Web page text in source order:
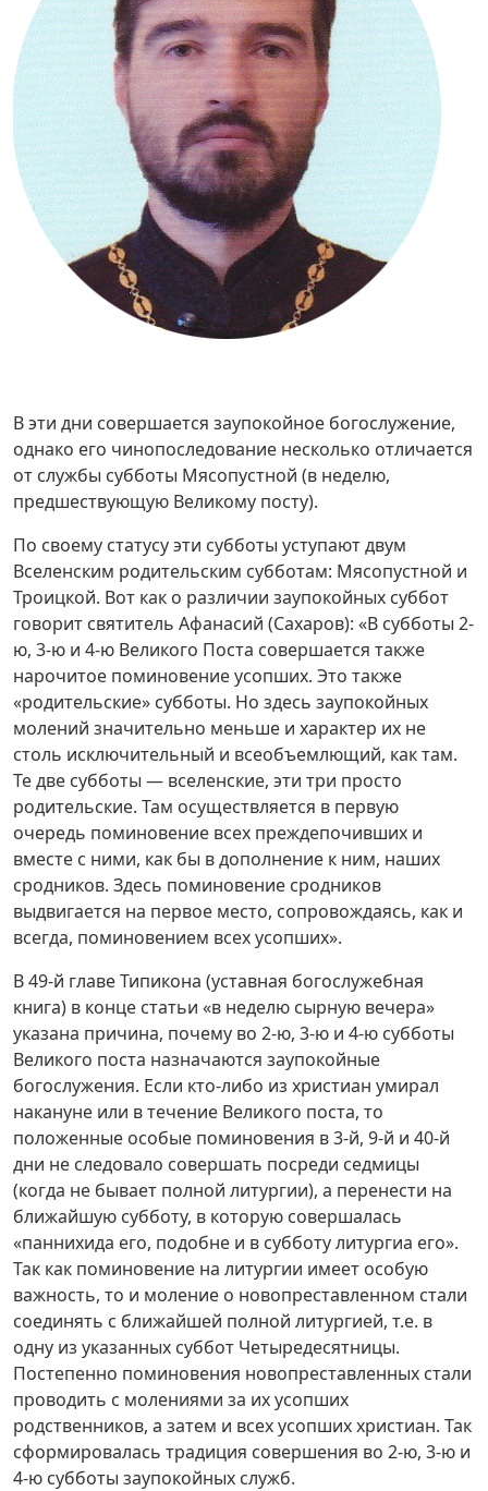
В эти дни совершается заупокойное богослужение,
однако его чинопоследование несколько отличается
от службы субботы Мясопустной (в неделю,
предшествующую Великому посту).
По своему статусу эти субботы уступают двум
Вселенским родительским субботам: Мясопустной и
Троицкой. Вот как о различии заупокойных суббот
говорит святитель Афанасий (Сахаров): «В субботы 2-
ю, 3-ю и 4-ю Великого Поста совершается также
нарочитое поминовение усопших. Это также
«родительские» субботы. Но здесь заупокойных
молений значительно меньше и характер их не
столь исключительный и всеобъемлющий, как там.
Те две субботы — вселенские, эти три просто
родительские. Там осуществляется в первую
очередь поминовение всех преждепочивших и
вместе с ними, как бы в дополнение к ним, наших
сродников. Здесь поминовение сродников
выдвигается на первое место, сопровождаясь, как и
всегда, поминовением всех усопших».
В 49-й главе Типикона (уставная богослужебная
книга) в конце статьи «в неделю сырную вечера»
указана причина, почему во 2-ю, 3-ю и 4-ю субботы
Великого поста назначаются заупокойные
богослужения. Если кто-либо из христиан умирал
накануне или в течение Великого поста, то
положенные особые поминовения в 3-й, 9-й и 40-й
дни не следовало совершать посреди седмицы
(когда не бывает полной литургии), а перенести на
ближайшую субботу, в которую совершалась
«паннихида его, подобне и в субботу литургиа его».
Так как поминовение на литургии имеет особую
важность, то и моление о новопреставленном стали
соединять с ближайшей полной литургией, т.е. в
одну из указанных суббот Четыредесятницы.
Постепенно поминовения новопреставленных стали
проводить с молениями за их усопших
родственников, а затем и всех усопших христиан. Так
сформировалась традиция совершения во 2-ю, 3-ю и
4-ю субботы заупокойных служб.